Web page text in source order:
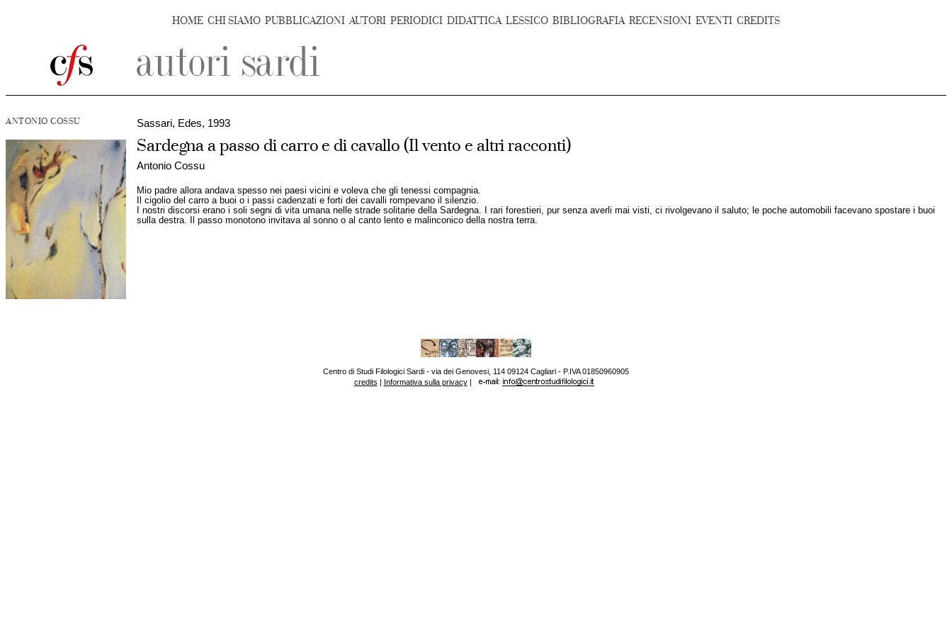
HOME CHI SIAMO PUBBLICAZIONI AUTORI PERIODICI DIDATTICA LESSICO BIBLIOGRAFIA RECENSIONI EVENTI CREDITS
ANTONIO COSSU Sassari, Edes, 1993
Sardegna a passo di carro e di cavallo (Il vento e altri racconti)
Antonio Cossu
Mio padre allora andava spesso nei paesi vicini e voleva che gli tenessi compagnia.
Il cigolio del carro a buoi o i passi cadenzati e forti dei cavalli rompevano il silenzio.
I nostri discorsi erano i soli segni di vita umana nelle strade solitarie della Sardegna. I rari forestieri, pur senza averli mai visti, ci rivolgevano il saluto; le poche automobili facevano spostare i buoi
sulla destra. Il passo monotono invitava al sonno o al canto lento e malinconico della nostra terra.
Centro di Studi Filologici Sardi - via dei Genovesi, 114 09124 Cagliari - P.IVA 01850960905
credits | Informativa sulla privacy|